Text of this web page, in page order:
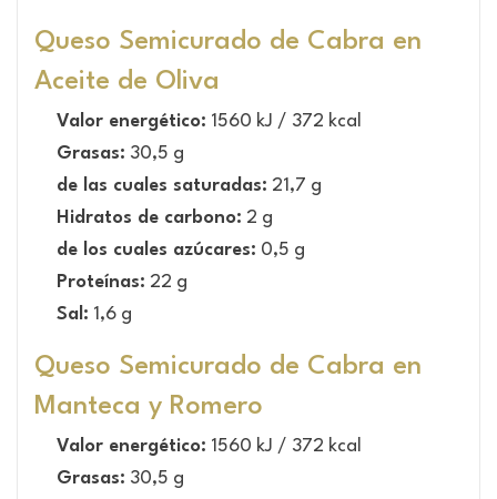
Queso Semicurado de Cabra en
Aceite de Oliva
Valor energético: 1560 kJ / 372 kcal
Grasas: 30,5 g
de las cuales saturadas: 21,7 g
Hidratos de carbono: 2 g
de los cuales azúcares: 0,5 g
Proteínas: 22 g
Sal: 1,6 g
Queso Semicurado de Cabra en
Manteca y Romero
Valor energético: 1560 kJ / 372 kcal
Grasas: 30,5 g